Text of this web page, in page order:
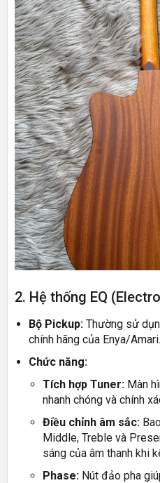
2. Hệ thống EQ
Bộ Pickup: Thường sử
chính hãng của Enya/Amari.
Chức năng:
Tích hợp Tuner: Màn
nhanh chóng và chính
Điều chỉnh âm sắc:
Middle, Treble và
sáng của âm thanh khi
Phase: Nút đảo pha